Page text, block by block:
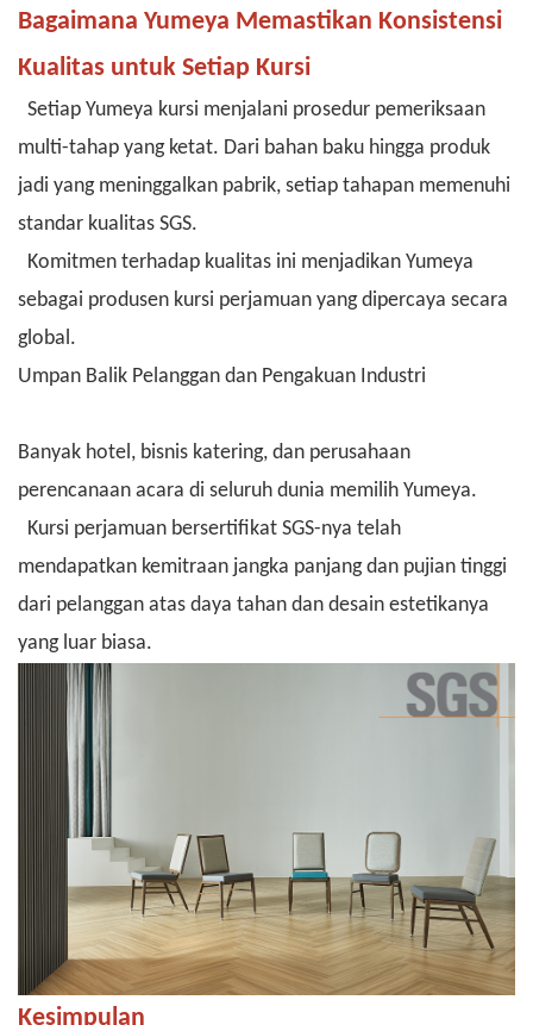
Bagaimana Yumeya Memastikan Konsistensi
Kualitas untuk Setiap Kursi
Setiap Yumeya kursi menjalani prosedur pemeriksaan
multi-tahap yang ketat. Dari bahan baku hingga produk
jadi yang meninggalkan pabrik, setiap tahapan memenuhi
standar kualitas SGS.
Komitmen terhadap kualitas ini menjadikan Yumeya
sebagai produsen kursi perjamuan yang dipercaya secara
global.
Umpan Balik Pelanggan dan Pengakuan Industri
Banyak hotel, bisnis katering, dan perusahaan
perencanaan acara di seluruh dunia memilih Yumeya.
Kursi perjamuan bersertifikat SGS-nya telah
mendapatkan kemitraan jangka panjang dan pujian tinggi
dari pelanggan atas daya tahan dan desain estetikanya
yang luar biasa.
Kesimpulan